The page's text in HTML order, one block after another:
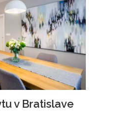
v Bratislave